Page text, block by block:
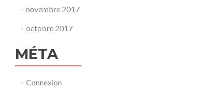
novembre 2017
octobre 2017
MÉTA
Connexion